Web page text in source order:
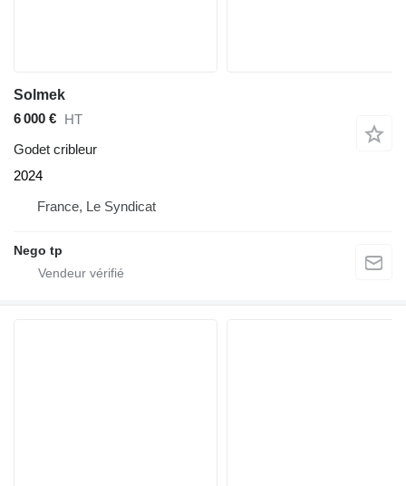
Solmek
6 000 €
HT
Godet cribleur
2024
France, Le Syndicat
Nego tp